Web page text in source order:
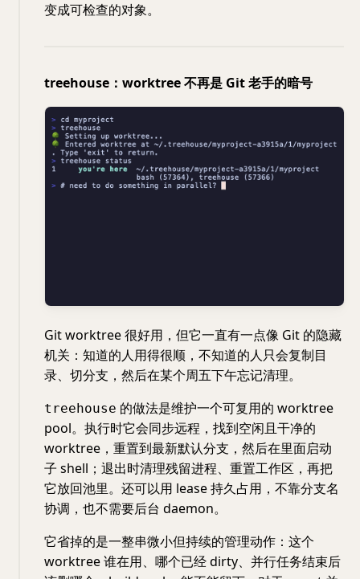
变成可检查的对象。
treehouse：worktree 不再是 Git 老手的暗号
Git worktree 很好用，但它一直有一点像 Git 的隐藏
机关：知道的人用得很顺，不知道的人只会复制目
录、切分支，然后在某个周五下午忘记清理。
treehouse 的做法是维护一个可复用的 worktree
pool。执行时它会同步远程，找到空闲且干净的
worktree，重置到最新默认分支，然后在里面启动
子 shell；退出时清理残留进程、重置工作区，再把
它放回池里。还可以用 lease 持久占用，不靠分支名
协调，也不需要后台 daemon。
它省掉的是一整串微小但持续的管理动作：这个
worktree 谁在用、哪个已经 dirty、并行任务结束后